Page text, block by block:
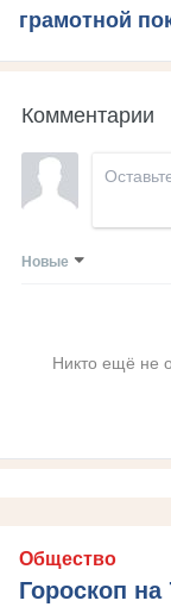
грамотной
Комментарии
Новые
Никто ещё не
Общество
Гороскоп на